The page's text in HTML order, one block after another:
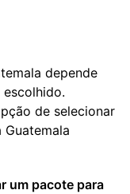
depende
de selecionar
um pacote para